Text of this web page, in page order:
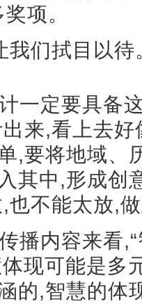
项。
我们拭目以待
一定要具备
来,看上去
,要将地域、
其中,形成创
也不能太放,
播内容来看
现可能是多
的,智慧的体